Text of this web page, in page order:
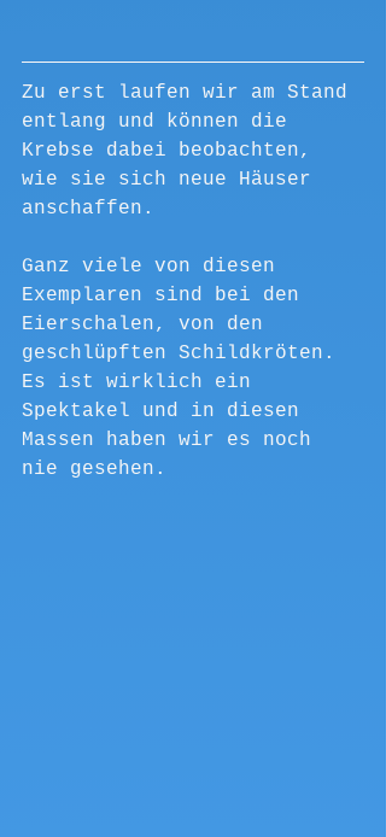
Zu erst laufen wir am Stand
entlang und können die
Krebse dabei beobachten,
wie sie sich neue Häuser
anschaffen.
Ganz viele von diesen
Exemplaren sind bei den
Eierschalen, von den
geschlüpften Schildkröten.
Es ist wirklich ein
Spektakel und in diesen
Massen haben wir es noch
nie gesehen.